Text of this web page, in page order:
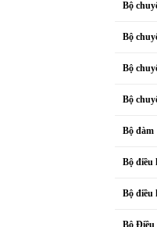
Bộ
Bộ
Bộ
Bộ
Bộ đàm
Bộ điều
Bộ điều